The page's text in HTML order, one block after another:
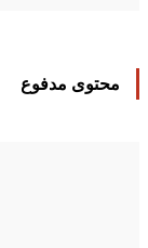
محتوى مدفوع